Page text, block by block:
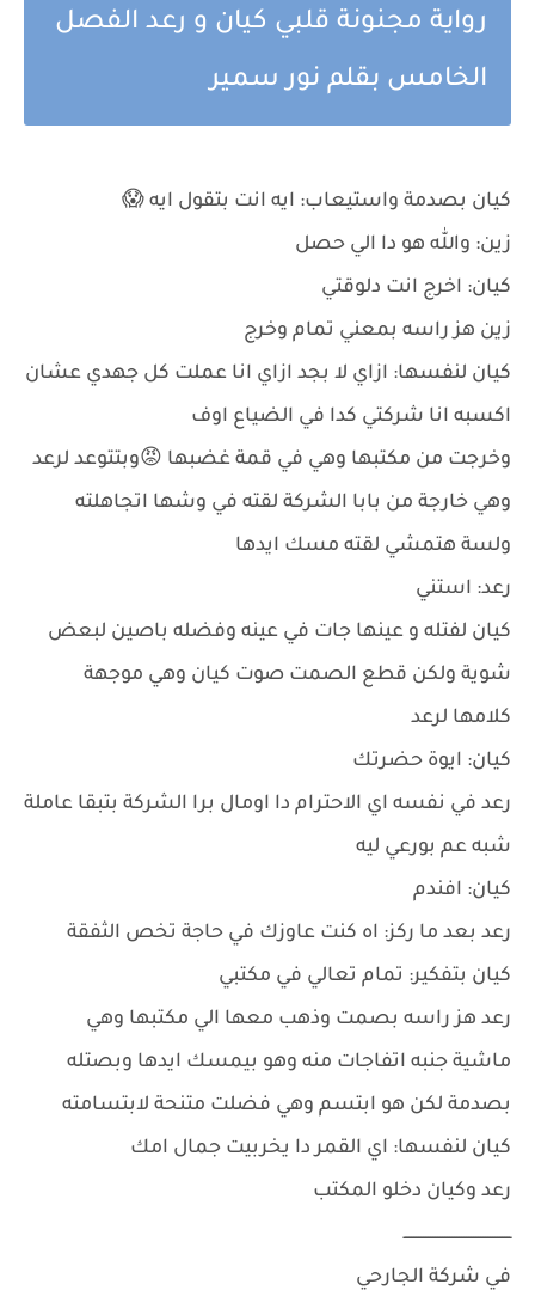
رواية مجنونة قلبي كيان و رعد الفصل
الخامس بقلم نور سمير
كيان بصدمة واستيعاب: ايه انت بتقول ايه 😱
زين: والله هو دا الي حصل
كيان: اخرج انت دلوقتي
زين هز راسه بمعني تمام وخرج
كيان لنفسها: ازاي لا بجد ازاي انا عملت كل جهدي عشان
اكسبه انا شركتي كدا في الضياع اوف
وخرجت من مكتبها وهي في قمة غضبها 😡وبتتوعد لرعد
وهي خارجة من بابا الشركة لقته في وشها اتجاهلته
ولسة هتمشي لقته مسك ايدها
رعد: استني
كيان لفتله و عينها جات في عينه وفضله باصين لبعض
شوية ولكن قطع الصمت صوت كيان وهي موجهة
كلامها لرعد
كيان: ايوة حضرتك
رعد في نفسه اي الاحترام دا اومال برا الشركة بتبقا عاملة
شبه عم بورعي ليه
كيان: افندم
رعد بعد ما ركز: اه كنت عاوزك في حاجة تخص الثفقة
كيان بتفكير: تمام تعالي في مكتبي
رعد هز راسه بصمت وذهب معها الي مكتبها وهي
ماشية جنبه اتفاجات منه وهو بيمسك ايدها وبصتله
بصدمة لكن هو ابتسم وهي فضلت متنحة لابتسامته
كيان لنفسها: اي القمر دا يخربيت جمال امك
رعد وكيان دخلو المكتب
ـــــــــــــــــــــــــــــــــــــــــــــ
في شركة الجارحي